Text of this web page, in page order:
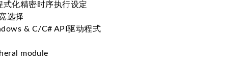
式化精密时序执行设定
选择
& C/C# API驱动程式
module